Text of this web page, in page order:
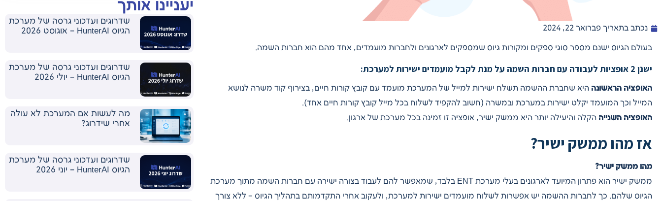
נכתב בתאריך פברואר 22, 2024
בעולם הגיוס ישנם מספר סוגי ספקים ומקורות גיוס שמספקים לארגונים ולחברות מועמדים, אחד מהם הוא חברות השמה.
ישנן 2 אופציות לעבודה עם חברות השמה על מנת לקבל מועמדים ישירות למערכת:
האופציה הראשונה היא שחברת ההשמה תשלח ישירות למייל של המערכת מועמד עם קובץ קורות חיים, בצירוף קוד משרה לנושא
המייל וכך המועמד יקלט ישירות במערכת ובמשרה (חשוב להקפיד לשלוח בכל מייל קובץ קורות חיים אחד).
האופציה השנייה הקלה והיעילה יותר היא ממשק ישיר, אופציה זו זמינה בכל מערכת של ארגון.
אז מהו ממשק ישיר?
מהו ממשק ישיר?
ממשק ישיר הוא פתרון המיועד לארגונים בעלי מערכת ENT בלבד, שמאפשר להם לעבוד בצורה ישירה עם חברות השמה מתוך מערכת
הגיוס שלהם. כך לחברות ההשמה יש אפשרות לשלוח מועמדים ישירות למערכת, ולעקוב אחרי התקדמותם בתהליך הגיוס – ללא צורך
יעניינו אותך
שדרוגים ועדכוני גרסה של מערכת
הגיוס HunterAI – אוגוסט 2026
שדרוגים ועדכוני גרסה של מערכת
הגיוס HunterAI – יולי 2026
מה לעשות אם המערכת לא עולה
אחרי שידרוג?
שדרוגים ועדכוני גרסה של מערכת
הגיוס HunterAI – יוני 2026